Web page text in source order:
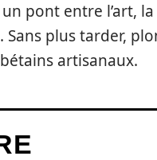
pont entre l’art,
. Sans plus tarder,
artisanaux.